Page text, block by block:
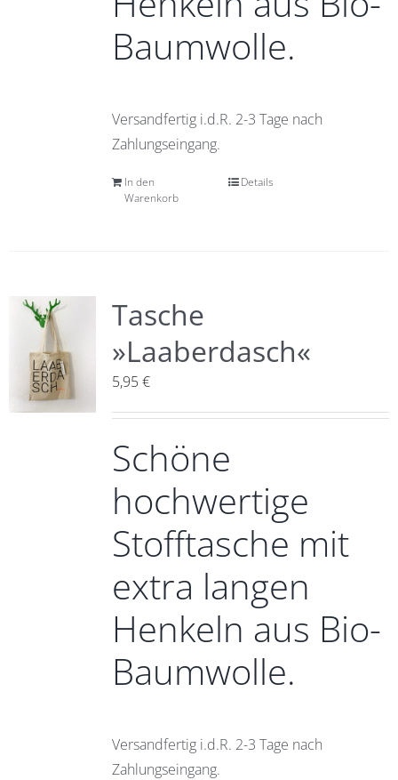
Baumwolle.
Versandfertig i.d.R. 2-3 Tage nach
Zahlungseingang.
In den
Warenkorb
Details
Tasche
»Laaberdasch«
5,95€
Schöne
hochwertige
Stofftasche mit
extra langen
Henkeln aus Bio-
Baumwolle.
Versandfertig i.d.R. 2-3 Tage nach
Zahlungseingang.